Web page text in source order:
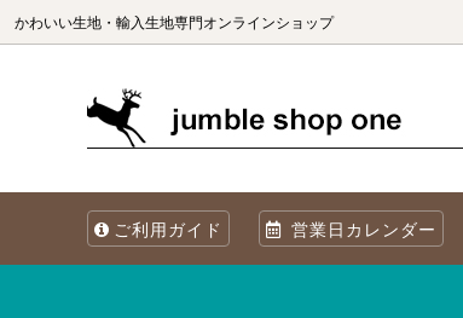
かわいい生地・輸入生地専門オンラインショップ
オリジナル生地 Sewslow
生地をコレクションで選ぶ
当店について
ご利用ガイド 営業日カレンダー